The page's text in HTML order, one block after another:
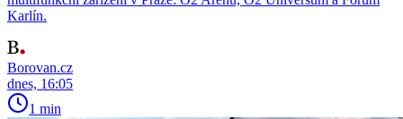
Karlín.
Borovan.cz
dnes, 16:05
1 min